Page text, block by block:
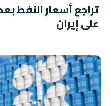
تراجع أسعار النفط
على إيران